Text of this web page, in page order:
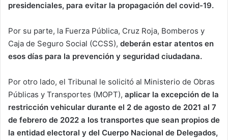
presidenciales, para evitar la propagación del covid-19.
Por su parte, la Fuerza Pública, Cruz Roja, Bomberos y
Caja de Seguro Social (CCSS), deberán estar atentos en
esos días para la prevención y seguridad ciudadana.
Por otro lado, el Tribunal le solicitó al Ministerio de Obras
Públicas y Transportes (MOPT), aplicar la excepción de la
restricción vehicular durante el 2 de agosto de 2021 al 7
de febrero de 2022 a los transportes que sean propios de
la entidad electoral y del Cuerpo Nacional de Delegados,